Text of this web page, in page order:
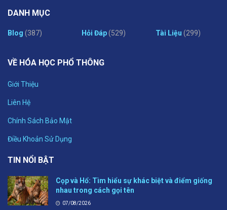
DANH MỤC
Blog (387) Hỏi Đáp(529) Tài Liệu (299)
VỀ HÓA HỌC PHỔ THÔNG
Giới Thiệu
Liên Hệ
Chính Sách Bảo Mật
Điều Khoản Sử Dụng
TIN NỔI BẬT
Cọp và Hổ: Tìm hiểu sự khác biệt và điểm giống
nhau trong cách gọi tên
07/08/2026